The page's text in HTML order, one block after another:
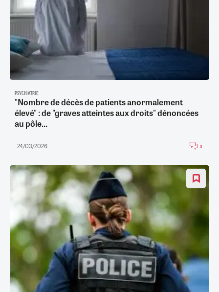
PSYCHIATRIE
"Nombre de décès de patients anormalement
élevé" : de "graves atteintes aux droits" dénoncées
au pôle...
24/03/2026 0